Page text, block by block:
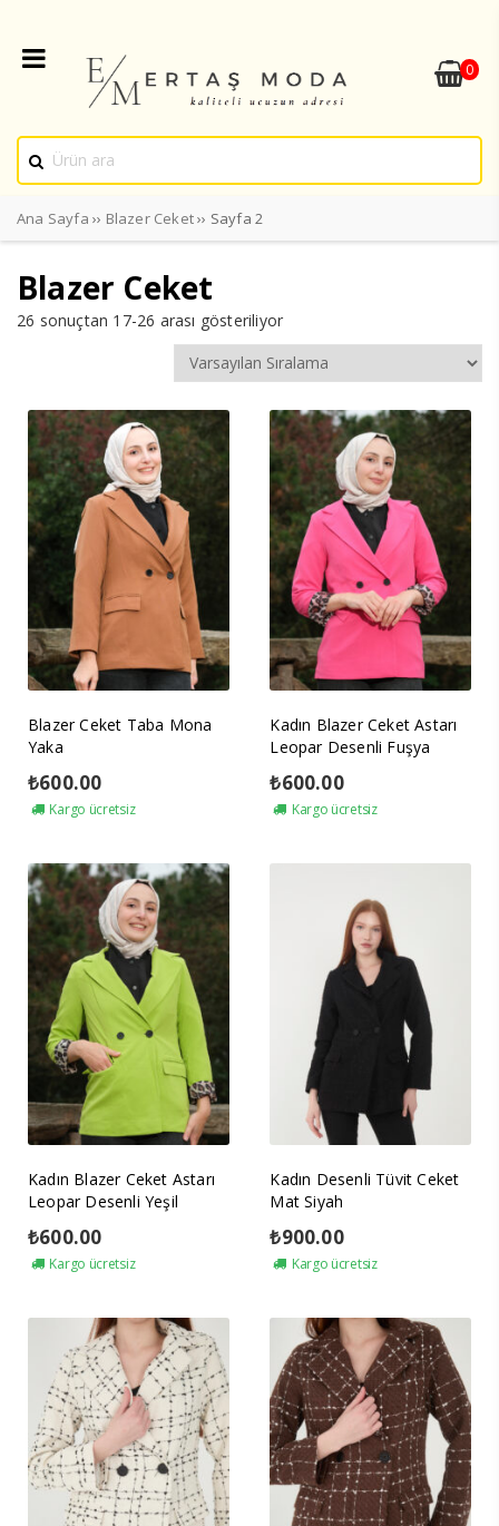
0
Ana Sayfa ›› Blazer Ceket›› Sayfa 2
Blazer Ceket
26 sonuçtan 17-26 arası gösteriliyor
Blazer Ceket Taba Mona
Yaka
₺600.00
Kargo ücretsiz
Kadın Blazer Ceket Astarı
Leopar Desenli Fuşya
₺600.00
Kargo ücretsiz
Kadın Blazer Ceket Astarı
Leopar Desenli Yeşil
₺600.00
Kargo ücretsiz
Kadın Desenli Tüvit Ceket
Mat Siyah
₺900.00
Kargo ücretsiz